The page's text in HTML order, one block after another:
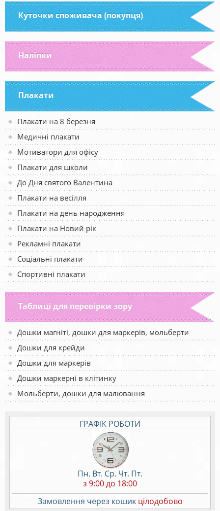
Куточки споживача (покупця)
Наліпки
Плакати
Плакати на 8 березня
Медичні плакати
Мотиватори для офісу
Плакати для школи
До Дня святого Валентина
Плакати на весілля
Плакати на день народження
Плакати на Новий рік
Рекламні плакати
Соціальні плакати
Спортивні плакати
Таблиці для перевірки зору
Дошки магніті, дошки для маркерів, мольберти
Дошки для крейди
Дошки для маркерів
Дошки маркерні в клітинку
Мольберти, дошки для малювання
ГРАФІК РОБОТИ
Пн. Вт. Ср. Чт. Пт.
з 9:00 до 18:00
Замовлення через кошик цілодобово